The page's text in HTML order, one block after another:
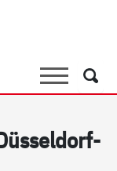
SucheSuche